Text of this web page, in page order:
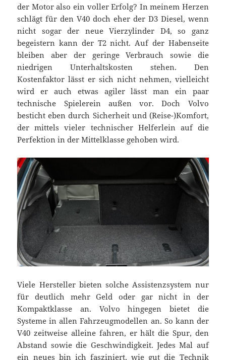
der Motor also ein voller Erfolg? In meinem Herzen
schlägt für den V40 doch eher der D3 Diesel, wenn
nicht sogar der neue Vierzylinder D4, so ganz
begeistern kann der T2 nicht. Auf der Habenseite
bleiben aber der geringe Verbrauch sowie die
niedrigen Unterhaltskosten stehen. Den
Kostenfaktor lässt er sich nicht nehmen, vielleicht
wird er auch etwas agiler lässt man ein paar
technische Spielerein außen vor. Doch Volvo
besticht eben durch Sicherheit und (Reise-)Komfort,
der mittels vieler technischer Helferlein auf die
Perfektion in der Mittelklasse gehoben wird.
Viele Hersteller bieten solche Assistenzsystem nur
für deutlich mehr Geld oder gar nicht in der
Kompaktklasse an. Volvo hingegen bietet die
Systeme in allen Fahrzeugmodellen an. So kann der
V40 zeitweise alleine fahren, er hält die Spur, den
Abstand sowie die Geschwindigkeit. Jedes Mal auf
ein neues bin ich fasziniert, wie gut die Technik